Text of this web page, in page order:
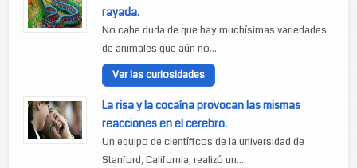
rayada.
No cabe duda de que hay muchísimas variedades
de animales que aún no...
Ver las curiosidades
La risa y la cocaína provocan las mismas
reacciones en el cerebro.
Un equipo de científicos de la universidad de
Stanford, California, realizó un...